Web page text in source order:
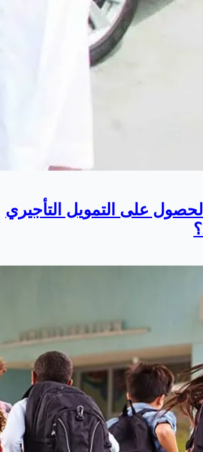
على التمويل التأجيري